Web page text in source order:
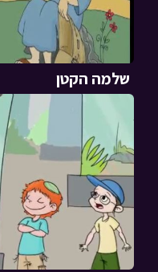
שלמה הקטן